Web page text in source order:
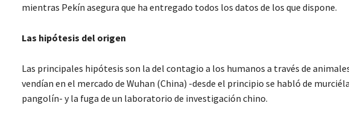
mientras Pekín asegura que ha entregado todos los datos de los que dispone.
Las hipótesis del origen
Las principales hipótesis son la del contagio a los humanos a través de
vendían en el mercado de Wuhan (China) -desde el principio se habló de
pangolín- y la fuga de un laboratorio de investigación chino.